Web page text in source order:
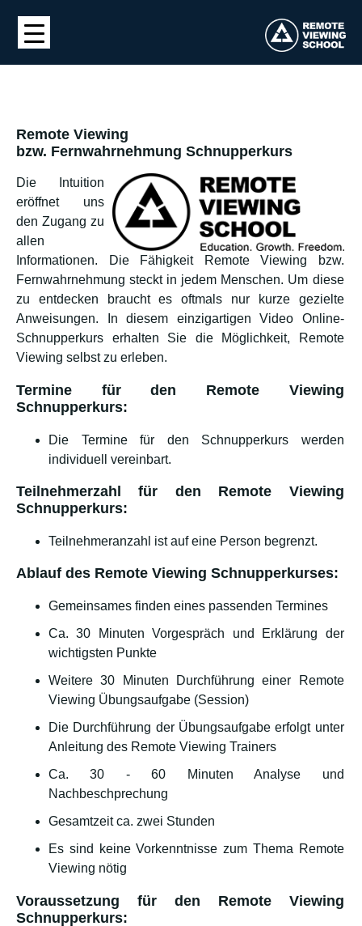
Remote Viewing
bzw. Fernwahrnehmung Schnupperkurs
Die Intuition
eröffnet uns
den Zugang zu
allen
Informationen. Die Fähigkeit Remote Viewing bzw.
Fernwahrnehmung steckt in jedem Menschen. Um diese
zu entdecken braucht es oftmals nur kurze gezielte
Anweisungen. In diesem einzigartigen Video Online-
Schnupperkurs erhalten Sie die Möglichkeit, Remote
Viewing selbst zu erleben.
Termine für den Remote Viewing
Schnupperkurs:
Die Termine für den Schnupperkurs werden
individuell vereinbart.
Teilnehmerzahl für den Remote Viewing
Schnupperkurs:
Teilnehmeranzahl ist auf eine Person begrenzt.
Ablauf des Remote Viewing Schnupperkurses:
Gemeinsames finden eines passenden Termines
Ca. 30 Minuten Vorgespräch und Erklärung der
wichtigsten Punkte
Weitere 30 Minuten Durchführung einer Remote
Viewing Übungsaufgabe (Session)
Die Durchführung der Übungsaufgabe erfolgt unter
Anleitung des Remote Viewing Trainers
Ca. 30 - 60 Minuten Analyse und
Nachbeschprechung
Gesamtzeit ca. zwei Stunden
Es sind keine Vorkenntnisse zum Thema Remote
Viewing nötig
Voraussetzung für den Remote Viewing
Schnupperkurs: